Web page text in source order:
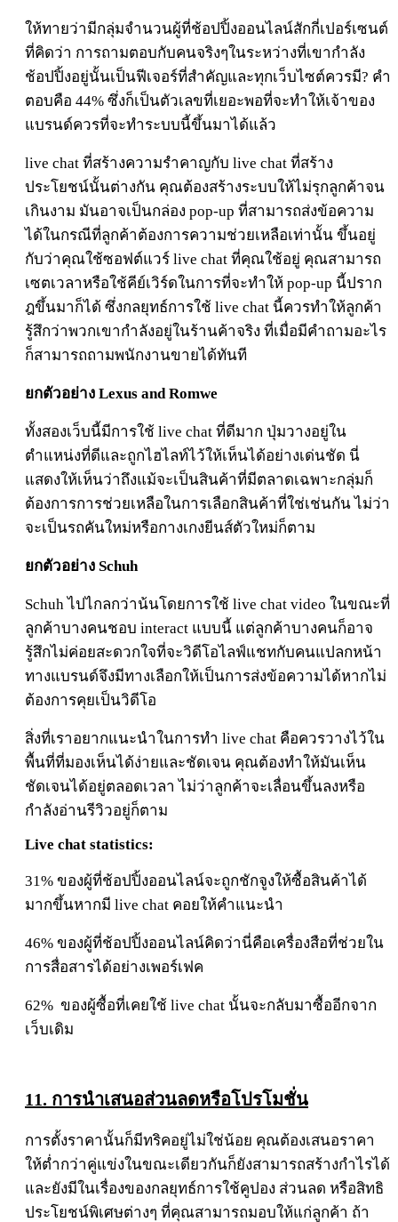
ให้ทายว่ามีกลุ่มจำนวนผู้ที่ช้อปปิ้งออนไลน์สักกี่เปอร์เซนต์
ที่คิดว่า การถามตอบกับคนจริงๆในระหว่างที่เขากำลัง
ช้อปปิ้งอยู่นั้นเป็นฟีเจอร์ที่สำคัญและทุกเว็บไซต์ควรมี? คำ
ตอบคือ 44% ซึ่งก็เป็นตัวเลขที่เยอะพอที่จะทำให้เจ้าของ
แบรนด์ควรที่จะทำระบบนี้ขึ้นมาได้แล้ว
live chat ที่สร้างความรำคาญกับ live chat ที่สร้าง
ประโยชน์นั้นต่างกัน คุณต้องสร้างระบบให้ไม่รุกลูกค้าจน
เกินงาม มันอาจเป็นกล่อง pop-up ที่สามารถส่งข้อความ
ได้ในกรณีที่ลูกค้าต้องการความช่วยเหลือเท่านั้น ขึ้นอยู่
กับว่าคุณใช้ซอฟต์แวร์ live chat ที่คุณใช้อยู่ คุณสามารถ
เซตเวลาหรือใช้คีย์เวิร์ดในการที่จะทำให้ pop-up นี้ปราก
ฎขึ้นมาก็ได้ ซึ่งกลยุทธ์การใช้ live chat นี้ควรทำให้ลูกค้า
รู้สึกว่าพวกเขากำลังอยู่ในร้านค้าจริง ที่เมื่อมีคำถามอะไร
ก็สามารถถามพนักงานขายได้ทันที
ยกตัวอย่าง Lexus and Romwe
ทั้งสองเว็บนี้มีการใช้ live chat ที่ดีมาก ปุ่มวางอยู่ใน
ตำแหน่งที่ดีและถูกไฮไลท์ไว้ให้เห็นได้อย่างเด่นชัด นี่
แสดงให้เห็นว่าถึงแม้จะเป็นสินค้าที่มีตลาดเฉพาะกลุ่มก็
ต้องการการช่วยเหลือในการเลือกสินค้าที่ใช่เช่นกัน ไม่ว่า
จะเป็นรถคันใหม่หรือกางเกงยีนส์ตัวใหม่ก็ตาม
ยกตัวอย่าง Schuh
Schuh ไปไกลกว่าน้นโดยการใช้ live chat video ในขณะที่
ลูกค้าบางคนชอบ interact แบบนี้ แต่ลูกค้าบางคนก็อาจ
รู้สึกไม่ค่อยสะดวกใจที่จะวิดีโอไลฟ์แชทกับคนแปลกหน้า
ทางแบรนด์จึงมีทางเลือกให้เป็นการส่งข้อความได้หากไม่
ต้องการคุยเป็นวิดีโอ
สิ่งที่เราอยากแนะนำในการทำ live chat คือควรวางไว้ใน
พื้นที่ที่มองเห็นได้ง่ายและชัดเจน คุณต้องทำให้มันเห็น
ชัดเจนได้อยู่ตลอดเวลา ไม่ว่าลูกค้าจะเลื่อนขึ้นลงหรือ
กำลังอ่านรีวิวอยู่ก็ตาม
Live chat statistics:
31% ของผู้ที่ช้อปปิ้งออนไลน์จะถูกชักจูงให้ซื้อสินค้าได้
มากขึ้นหากมี live chat คอยให้คำแนะนำ
46% ของผู้ที่ช้อปปิ้งออนไลน์คิดว่านี่คือเครื่องสือที่ช่วยใน
การสื่อสารได้อย่างเพอร์เฟค
62% ของผู้ซื้อที่เคยใช้ live chat นั้นจะกลับมาซื้ออีกจาก
เว็บเดิม
11. การนำเสนอส่วนลดหรือโปรโมชั่น
การตั้งราคานั้นก็มีทริคอยู่ไม่ใช่น้อย คุณต้องเสนอราคา
ให้ต่ำกว่าคู่แข่งในขณะเดียวกันก็ยังสามารถสร้างกำไรได้
และยังมีในเรื่องของกลยุทธ์การใช้คูปอง ส่วนลด หรือสิทธิ
ประโยชน์พิเศษต่างๆ ที่คุณสามารถมอบให้แก่ลูกค้า ถ้า